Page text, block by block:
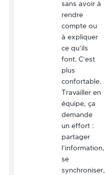
sans avoir à
rendre
compte ou
à expliquer
ce qu’ils
font. C’est
plus
confortable.
Travailler en
équipe, ça
demande
un effort :
partager
l’information,
se
synchroniser,